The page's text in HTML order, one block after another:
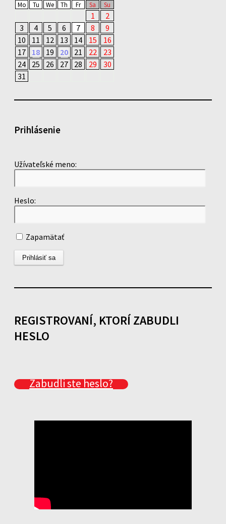
Mo Tu We Th Fr Sa Su
1
2
3
4 5 6 7 8
9
10
11 12 13 14 15
16
17
18 19 20 21 22
23
24
25 26 27 28 29
30
31
Prihlásenie
Užívateľské meno:
Heslo:
Zapamätať
REGISTROVANÍ, KTORÍ ZABUDLI
HESLO
Zabudli ste heslo?